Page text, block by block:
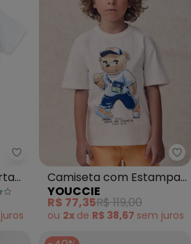
Tigor T Tigre - Camiseta
juros
Camiseta com Estampa
de Street Bear (Branco)
YOUCCIE
R$ 77,35R$ 119,00
ou 2x de R$ 38,67 sem juros